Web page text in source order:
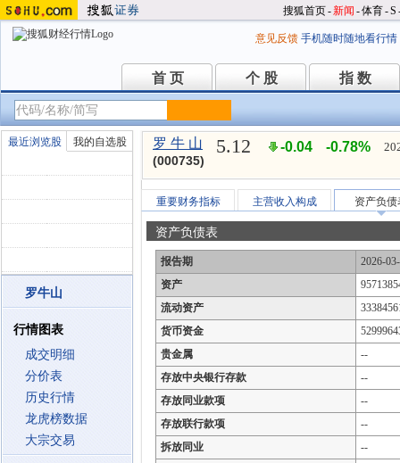
搜狐首页-新闻 -体育-S
意见反馈 手机随时随地看行情
首 页
首 页 个 股
个 股 指 数
指 数
最近浏览股 我的自选股
罗牛山
行情图表
成交明细
分价表
历史行情
龙虎榜数据
大宗交易
罗 牛 山
(000735)
5.12 -0.04 -0.78%
重要财务指标 主营收入构成 资产负债
资产负债表
报告期
2026-
资产
流动资产
货币资金
贵金属
--
存放中央银行存款
--
存放同业款项
--
存放联行款项
--
拆放同业
--